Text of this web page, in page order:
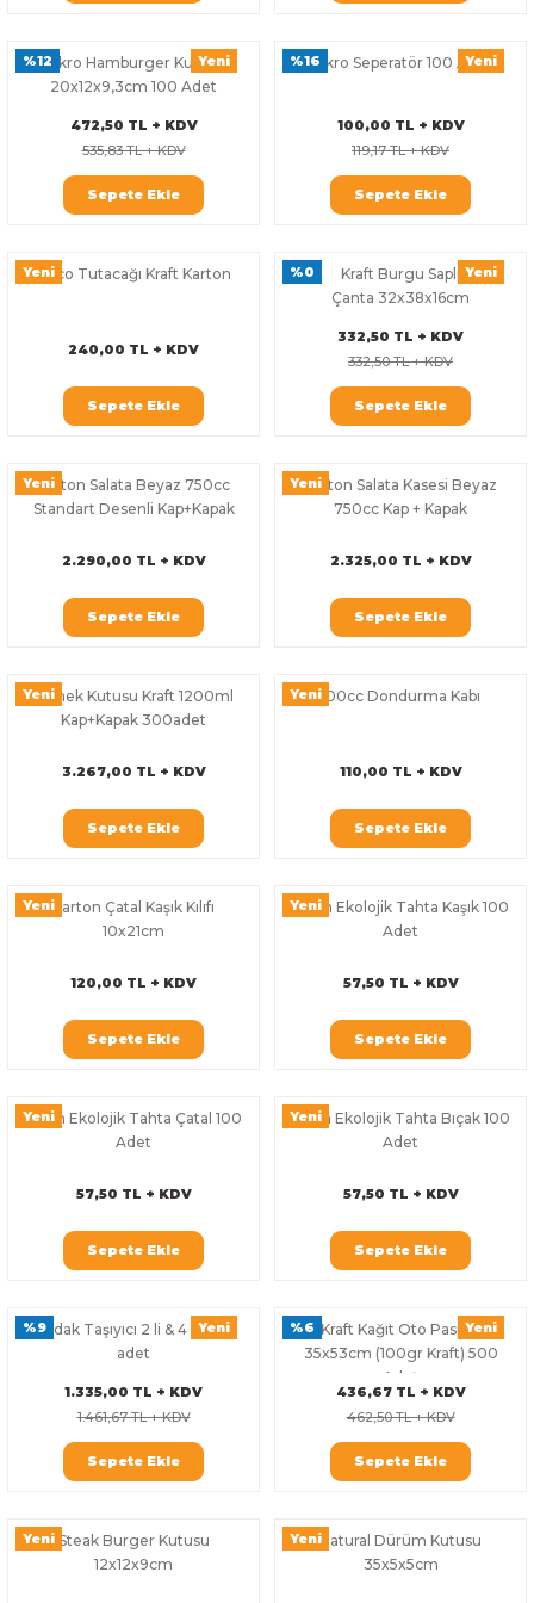
%12 Yeni
Mikro Hamburger Kutusu
20x12x9,3cm 100 Adet
472,50 TL + KDV
535,83 TL + KDV
Sepete Ekle
%16 Yeni
Mikro Seperatör 100 Adet
100,00 TL + KDV
119,17 TL + KDV
Sepete Ekle
YeniTaco Tutacağı Kraft Karton
240,00 TL + KDV
Sepete Ekle
%0 Yeni
Kraft Burgu Saplı
Çanta 32x38x16cm
332,50 TL + KDV
332,50 TL + KDV
Sepete Ekle
YeniKarton Salata Beyaz 750cc
Standart Desenli Kap+Kapak
2.290,00 TL + KDV
Sepete Ekle
YeniKarton Salata Kasesi Beyaz
750cc Kap + Kapak
2.325,00 TL + KDV
Sepete Ekle
Yeni
Yemek Kutusu Kraft 1200ml
Kap+Kapak 300adet
3.267,00 TL + KDV
Sepete Ekle
Yeni100cc Dondurma Kabı
110,00 TL + KDV
Sepete Ekle
YeniKarton Çatal Kaşık Kılıfı
10x21cm
120,00 TL + KDV
Sepete Ekle
Yeni
16 cm Ekolojik Tahta Kaşık 100
Adet
57,50 TL + KDV
Sepete Ekle
Yeni
16 cm Ekolojik Tahta Çatal 100
Adet
57,50 TL + KDV
Sepete Ekle
Yeni
16 cm Ekolojik Tahta Bıçak 100
Adet
57,50 TL + KDV
Sepete Ekle
%9 Yeni
Bardak Taşıyıcı 2 li & 4 lü 300
adet
1.335,00 TL + KDV
1.461,67 TL + KDV
Sepete Ekle
%6 Yeni
Kraft Kağıt Oto Paspas
35x53cm (100gr Kraft) 500
Adet
436,67 TL + KDV
462,50 TL + KDV
Sepete Ekle
Yeni Steak Burger Kutusu
12x12x9cm
YeniNatural Dürüm Kutusu
35x5x5cm